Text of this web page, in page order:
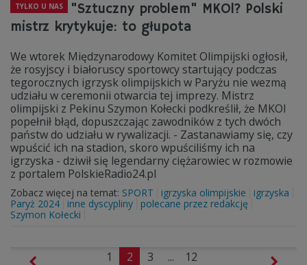
TYLKO U NAS
"Sztuczny problem" MKOl? Polski
mistrz krytykuje: to głupota
We wtorek Międzynarodowy Komitet Olimpijski ogłosił,
że rosyjscy i białoruscy sportowcy startujący podczas
tegorocznych igrzysk olimpijskich w Paryżu nie wezmą
udziału w ceremonii otwarcia tej imprezy. Mistrz
olimpijski z Pekinu Szymon Kołecki podkreślił, że MKOl
popełnił błąd, dopuszczając zawodników z tych dwóch
państw do udziału w rywalizacji. - Zastanawiamy się, czy
wpuścić ich na stadion, skoro wpuściliśmy ich na
igrzyska - dziwił się legendarny ciężarowiec w rozmowie
z portalem PolskieRadio24.pl
Zobacz więcej na temat: SPORT igrzyska olimpijskie
igrzyska
Paryż 2024
inne dyscypliny
polecane przez redakcję
Szymon Kołecki
1 2 3 ... 12